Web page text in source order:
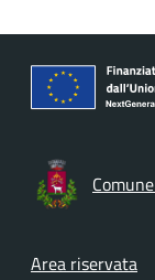
Footer
Area riservata